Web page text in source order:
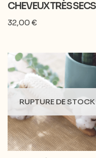
CHEVEUX TRÈS SECS
32,00€
RUPTURE DE STOCK